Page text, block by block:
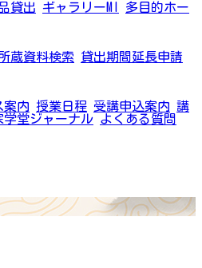
貸出 ギャラリーMI
多目的ホー
蔵資料検索
貸出期間延長申請
案内 授業日程 受講申込案内 講
学堂ジャーナル よくある質問